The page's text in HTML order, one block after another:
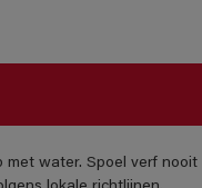
met water. Spoel verf